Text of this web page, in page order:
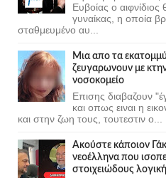
Ευβοίας ο
γυναίκας, η οποία
σταθμευμένο αυ...
Μια απο τα
ζευγαρωνουν με
νοσοκομείο
Επισης διαβαζουν
και οπως ειναι η
και στην ζωη τους, τουτεστιν ο...
Ακούστε κάποιον
νεοέλληνα που
στοιχειώδους